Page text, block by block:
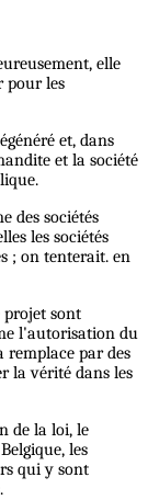
elle
pour les
et, dans
et la société
des sociétés
les sociétés
; on tenterait. en
sont
l'autorisation du
remplace par des
la vérité dans les
de la loi, le
les
qui y sont